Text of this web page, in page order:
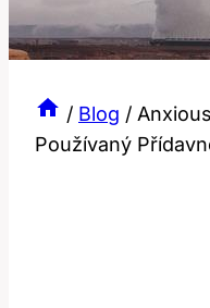
/ Blog /
Používaný